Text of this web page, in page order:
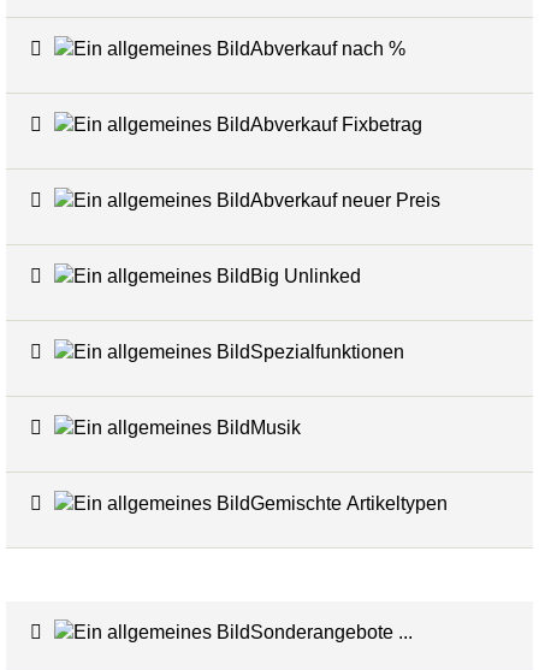
Abverkauf nach %
Abverkauf Fixbetrag
Abverkauf neuer Preis
Big Unlinked
Spezialfunktionen
Musik
Gemischte Artikeltypen
Sonderangebote ...